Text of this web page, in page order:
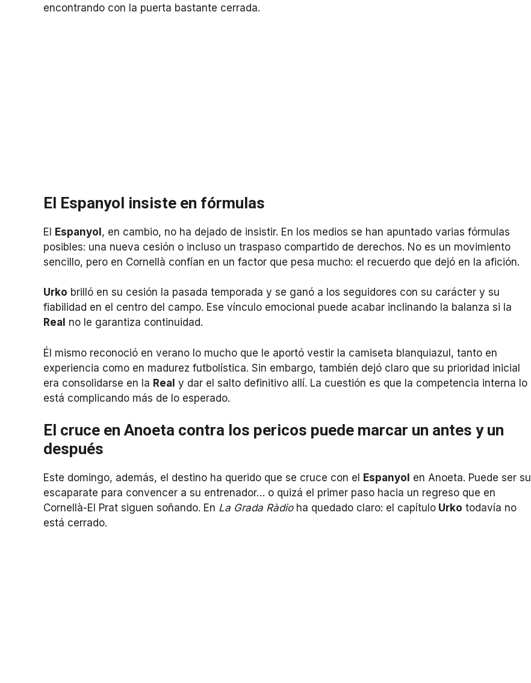
encontrando con la puerta bastante cerrada.
El Espanyol insiste en fórmulas
El Espanyol, en cambio, no ha dejado de insistir. En los medios se han apuntado varias fórmulas
posibles: una nueva cesión o incluso un traspaso compartido de derechos. No es un movimiento
sencillo, pero en Cornellà confían en un factor que pesa mucho: el recuerdo que dejó en la afición.
Urko brilló en su cesión la pasada temporada y se ganó a los seguidores con su carácter y su
fiabilidad en el centro del campo. Ese vínculo emocional puede acabar inclinando la balanza si la
Real no le garantiza continuidad.
Él mismo reconoció en verano lo mucho que le aportó vestir la camiseta blanquiazul, tanto en
experiencia como en madurez futbolística. Sin embargo, también dejó claro que su prioridad inicial
era consolidarse en la Real y dar el salto definitivo allí. La cuestión es que la competencia interna lo
está complicando más de lo esperado.
El cruce en Anoeta contra los pericos puede marcar un antes y un
después
Este domingo, además, el destino ha querido que se cruce con el Espanyol en Anoeta. Puede ser su
escaparate para convencer a su entrenador… o quizá el primer paso hacia un regreso que en
Cornellà-El Prat siguen soñando. En La Grada Ràdioha quedado claro: el capítulo Urko todavía no
está cerrado.